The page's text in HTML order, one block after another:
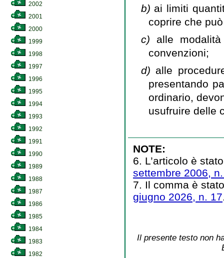
2002
2001
2000
1999
1998
1997
1996
1995
1994
1993
1992
1991
1990
1989
1988
1987
1986
1985
1984
1983
1982
b) ai limiti
coprire che
c) alle
convenzioni;
d) alle
presentando
ordinario,
usufruire delle
NOTE:
6. L’articolo è
settembre 2006,
7. Il comma è
giugno 2026, n. 17
Il presente testo non